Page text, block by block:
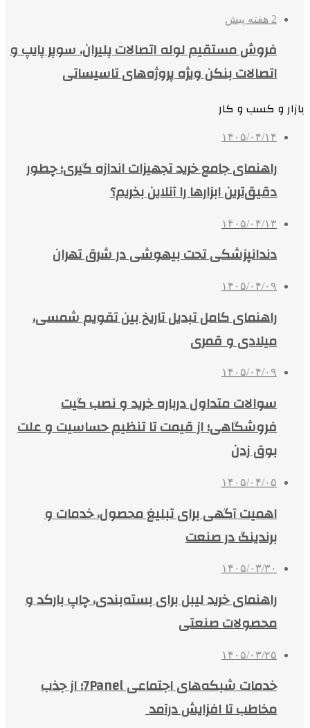
2 هفته پیش
فروش مستقیم لوله اتصالات پلیران، سوپر پایپ و
اتصالات بنکن ویژه پروژه‌های تاسیساتی
بازار و کسب و کار
۱۴۰۵/۰۴/۱۴
راهنمای جامع خرید تجهیزات اندازه گیری؛ چطور
دقیق‌ترین ابزارها را آنلاین بخریم؟
۱۴۰۵/۰۴/۱۳
دندانپزشکی تحت بیهوشی در شرق تهران
۱۴۰۵/۰۴/۰۹
راهنمای کامل تبدیل تاریخ بین تقویم شمسی،
میلادی و قمری
۱۴۰۵/۰۴/۰۹
سوالات متداول درباره خرید و نصب گیت
فروشگاهی؛ از قیمت تا تنظیم حساسیت و علت
بوق زدن
۱۴۰۵/۰۴/۰۵
اهمیت آگهی برای تبلیغ محصول، خدمات و
برندینگ در صنعت
۱۴۰۵/۰۳/۳۰
راهنمای خرید لیبل برای بسته‌بندی، چاپ بارکد و
محصولات صنعتی
۱۴۰۵/۰۳/۲۵
خدمات شبکه‌های اجتماعی 7Panel؛ از جذب
مخاطب تا افزایش درآمد